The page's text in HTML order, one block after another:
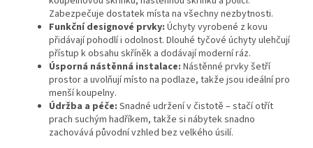
Zabezpečuje dostatek místa na všechny nezbytnosti.
Funkční designové prvky: Úchyty vyrobené z kovu
přidávají pohodlí i odolnost. Dlouhé tyčové úchyty ulehčují
přístup k obsahu skříněk a dodávají moderní ráz.
Úsporná nástěnná instalace: Nástěnné prvky šetří
prostor a uvolňují místo na podlaze, takže jsou ideální pro
menší koupelny.
Údržba a péče: Snadné udržení v čistotě – stačí otřít
prach suchým hadříkem, takže si nábytek snadno
zachovává původní vzhled bez velkého úsilí.